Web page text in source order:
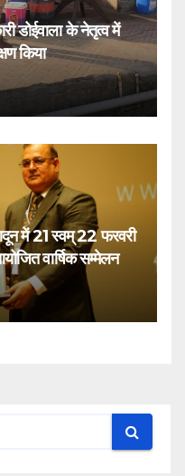
डोईवाला के नेतृत्व में
किया
में 21 स्वम् 22 फरवरी
वार्षिक सम्मेलन